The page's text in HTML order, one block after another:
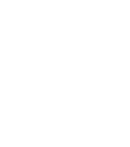
outros